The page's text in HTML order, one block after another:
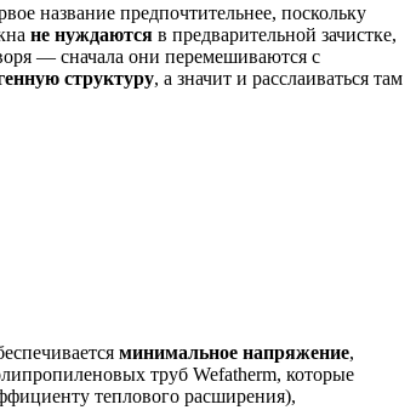
название предпочтительнее, поскольку
не нуждаются в предварительной зачистке,
— сначала они перемешиваются с
структуру, а значит и расслаиваться там
минимальное напряжение,
труб Wefatherm, которые
теплового расширения),